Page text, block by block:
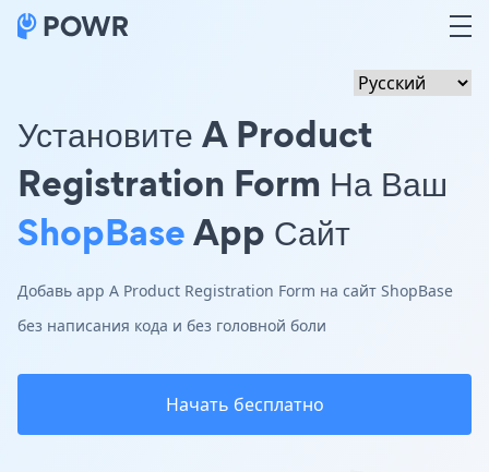
Установите A Product
Registration Form На Ваш
ShopBaseApp Сайт
Добавь app A Product Registration Form на сайт ShopBase
без написания кода и без головной боли
Начать бесплатно